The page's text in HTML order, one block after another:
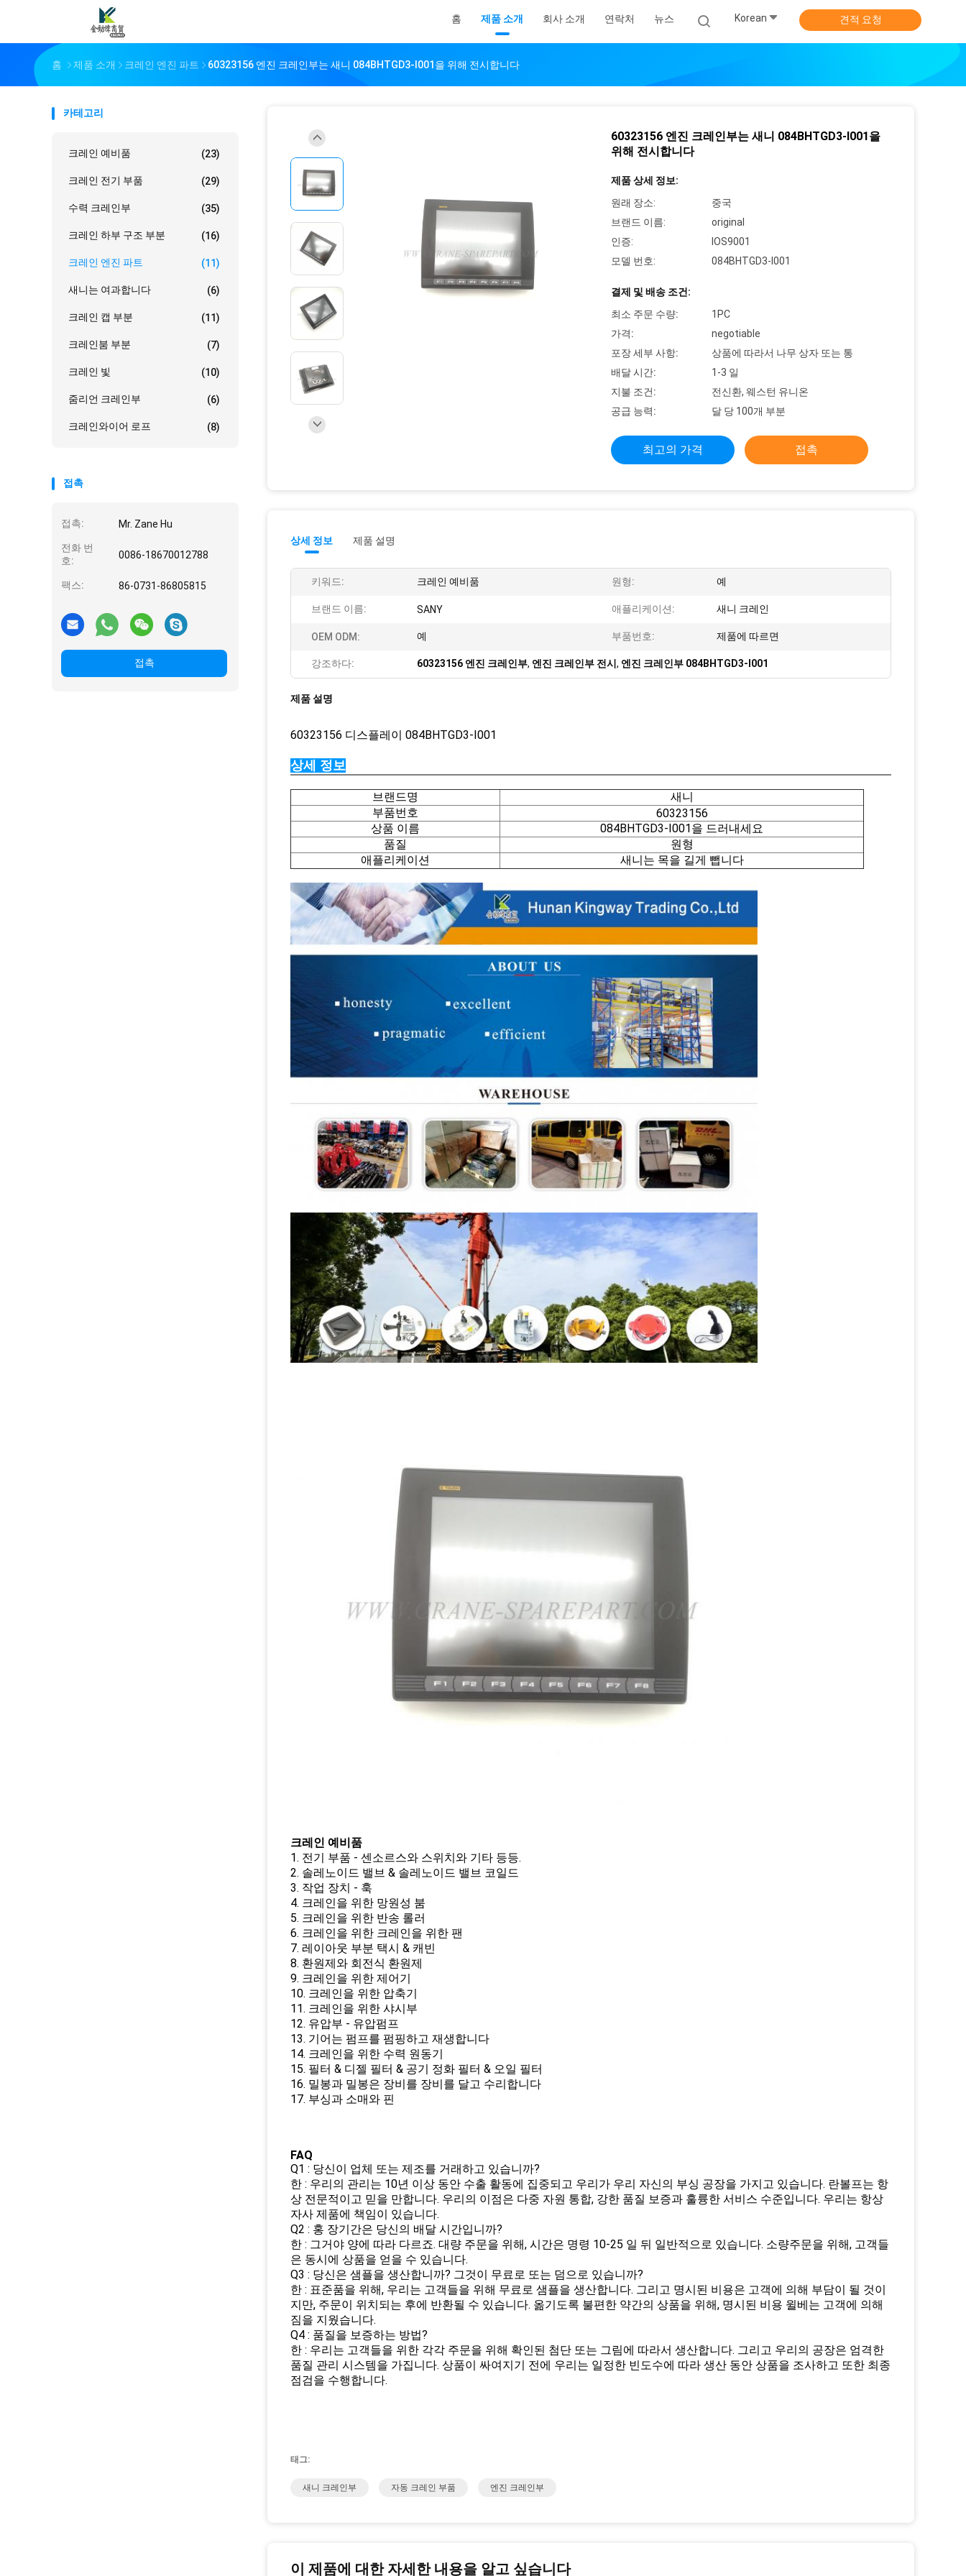
홈 제품 소개 회사 소개 연락처 뉴스 Korean 견적 요청
홈 제품 소개 크레인 엔진 파트 60323156 엔진 크레인부는 새니 084BHTGD3-I001을 위해 전시합니다
카테고리
크레인 예비품 (23)
크레인 전기 부품 (29)
수력 크레인부 (35)
크레인 하부 구조 부분 (16)
크레인 엔진 파트 (11)
새니는 여과합니다 (6)
크레인 캡 부분 (11)
크레인붐 부분 (7)
크레인 빛 (10)
줌리언 크레인부 (6)
크레인와이어 로프 (8)
접촉
접촉: Mr. Zane Hu
전화 번
호:
0086-18670012788
팩스: 86-0731-86805815
접촉
60323156 엔진 크레인부는 새니 084BHTGD3-I001을
위해 전시합니다
제품 상세 정보:
원래 장소:
중국
브랜드 이름:
original
인증:
IOS9001
모델 번호:
084BHTGD3-I001
결제 및 배송 조건:
최소 주문 수량:
1PC
가격:
negotiable
포장 세부 사항:
상품에 따라서 나무 상자 또는 통
배달 시간:
1-3 일
지불 조건:
전신환, 웨스턴 유니온
공급 능력:
달 당 100개 부분
최고의 가격 접촉
상세 정보 제품 설명
키워드: 크레인 예비품 원형: 예
브랜드 이름: SANY 애플리케이션: 새니 크레인
OEM ODM: 예 부품번호: 제품에 따르면
강조하다: 60323156 엔진 크레인부, 엔진 크레인부 전시 , 엔진 크레인부 084BHTGD3-I001
제품 설명
60323156 디스플레이 084BHTGD3-I001
상세 정보
브랜드명
새니
부품번호
60323156
상품 이름
084BHTGD3-I001을 드러내세요
품질
원형
애플리케이션
새니는 목을 길게 뺍니다
크레인 예비품
1. 전기 부품 - 센소르스와 스위치와 기타 등등.
2. 솔레노이드 밸브 & 솔레노이드 밸브 코일드
3. 작업 장치 - 훅
4. 크레인을 위한 망원성 붐
5. 크레인을 위한 반송 롤러
6. 크레인을 위한 크레인을 위한 팬
7. 레이아웃 부분 택시 & 캐빈
8. 환원제와 회전식 환원제
9. 크레인을 위한 제어기
10. 크레인을 위한 압축기
11. 크레인을 위한 샤시부
12. 유압부 - 유압펌프
13. 기어는 펌프를 펌핑하고 재생합니다
14. 크레인을 위한 수력 원동기
15. 필터 & 디젤 필터 & 공기 정화 필터 & 오일 필터
16. 밀봉과 밀봉은 장비를 장비를 달고 수리합니다
17. 부싱과 소매와 핀
FAQ
Q1 : 당신이 업체 또는 제조를 거래하고 있습니까?
한 : 우리의 관리는 10년 이상 동안 수출 활동에 집중되고 우리가 우리 자신의 부싱 공장을 가지고 있습니다. 란볼프는 항
상 전문적이고 믿을 만합니다. 우리의 이점은 다중 자원 통합, 강한 품질 보증과 훌륭한 서비스 수준입니다. 우리는 항상
자사 제품에 책임이 있습니다.
Q2 : 홍 장기간은 당신의 배달 시간입니까?
한 : 그거야 양에 따라 다르죠. 대량 주문을 위해, 시간은 명령 10-25 일 뒤 일반적으로 있습니다. 소량주문을 위해, 고객들
은 동시에 상품을 얻을 수 있습니다.
Q3 : 당신은 샘플을 생산합니까? 그것이 무료로 또는 덤으로 있습니까?
한 : 표준품을 위해, 우리는 고객들을 위해 무료로 샘플을 생산합니다. 그리고 명시된 비용은 고객에 의해 부담이 될 것이
지만, 주문이 위치되는 후에 반환될 수 있습니다. 옮기도록 불편한 약간의 상품을 위해, 명시된 비용 윌베는 고객에 의해
짐을 지웠습니다.
Q4 : 품질을 보증하는 방법?
한 : 우리는 고객들을 위한 각각 주문을 위해 확인된 첨단 또는 그림에 따라서 생산합니다. 그리고 우리의 공장은 엄격한
품질 관리 시스템을 가집니다. 상품이 싸여지기 전에 우리는 일정한 빈도수에 따라 생산 동안 상품을 조사하고 또한 최종
점검을 수행합니다.
태그:
새니 크레인부 자동 크레인 부품 엔진 크레인부
이 제품에 대한 자세한 내용을 알고 싶습니다